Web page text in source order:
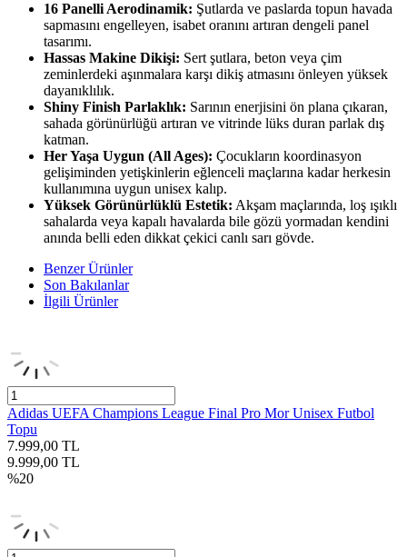
16 Panelli Aerodinamik: Şutlarda ve paslarda topun havada
sapmasını engelleyen, isabet oranını artıran dengeli panel
tasarımı.
Hassas Makine Dikişi: Sert şutlara, beton veya çim
zeminlerdeki aşınmalara karşı dikiş atmasını önleyen yüksek
dayanıklılık.
Shiny Finish Parlaklık: Sarının enerjisini ön plana çıkaran,
sahada görünürlüğü artıran ve vitrinde lüks duran parlak dış
katman.
Her Yaşa Uygun (All Ages): Çocukların koordinasyon
gelişiminden yetişkinlerin eğlenceli maçlarına kadar herkesin
kullanımına uygun unisex kalıp.
Yüksek Görünürlüklü Estetik: Akşam maçlarında, loş ışıklı
sahalarda veya kapalı havalarda bile gözü yormadan kendini
anında belli eden dikkat çekici canlı sarı gövde.
Benzer Ürünler
Son Bakılanlar
İlgili Ürünler
Adidas UEFA Champions League Final Pro Mor Unisex Futbol
Topu
7.999,00 TL
9.999,00 TL
%20